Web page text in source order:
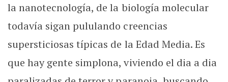
la nanotecnología, de la biología molecular
todavía sigan pululando creencias
supersticiosas típicas de la Edad Media. Es
que hay gente simplona, viviendo el dia a dia